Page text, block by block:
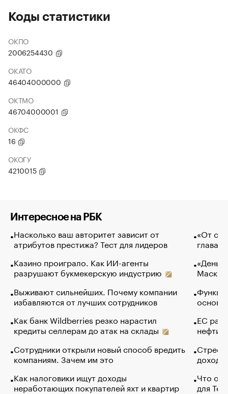
Коды статистики
ОКПО
2006254430
ОКАТО
46404000000
ОКТМО
46704000001
ОКФС
16
ОКОГУ
4210015
Интересное на РБК
Насколько ваш авторитет зависит от
атрибутов престижа? Тест для лидеров
Казино проиграло. Как ИИ-агенты
разрушают букмекерскую индустрию
Выживают сильнейших. Почему компании
избавляются от лучших сотрудников
Как банк Wildberries резко нарастил
кредиты селлерам до атак на склады
Сотрудники открыли новый способ вредить
компаниям. Зачем им это
Как налоговики ищут доходы
неработающих покупателей яхт и квартир
«От
глава
Маск в
основ
ЕС
нефти
Что
для